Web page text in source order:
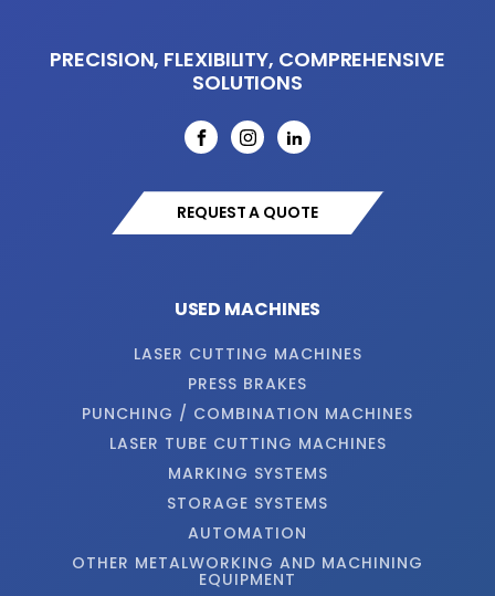
PRECISION, FLEXIBILITY, COMPREHENSIVE
SOLUTIONS
REQUEST A QUOTE
USED MACHINES
LASER CUTTING MACHINES
PRESS BRAKES
PUNCHING / COMBINATION MACHINES
LASER TUBE CUTTING MACHINES
MARKING SYSTEMS
STORAGE SYSTEMS
AUTOMATION
OTHER METALWORKING AND MACHINING
EQUIPMENT